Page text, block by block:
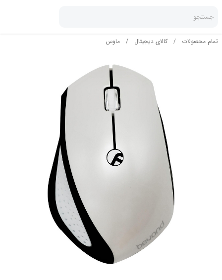
جستجو
تمام محصولات / کالای دیجیتال / ماوس